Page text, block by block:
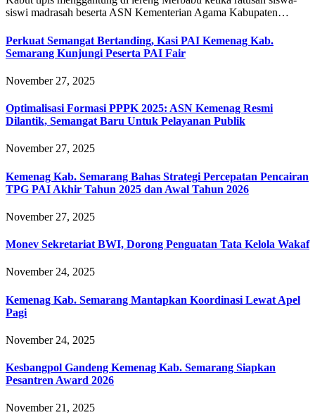
siswi madrasah beserta ASN Kementerian Agama Kabupaten…
Perkuat Semangat Bertanding, Kasi PAI Kemenag Kab.
Semarang Kunjungi Peserta PAI Fair
November 27, 2025
Optimalisasi Formasi PPPK 2025: ASN Kemenag Resmi
Dilantik, Semangat Baru Untuk Pelayanan Publik
November 27, 2025
Kemenag Kab. Semarang Bahas Strategi Percepatan Pencairan
TPG PAI Akhir Tahun 2025 dan Awal Tahun 2026
November 27, 2025
Monev Sekretariat BWI, Dorong Penguatan Tata Kelola Wakaf
November 24, 2025
Kemenag Kab. Semarang Mantapkan Koordinasi Lewat Apel
Pagi
November 24, 2025
Kesbangpol Gandeng Kemenag Kab. Semarang Siapkan
Pesantren Award 2026
November 21, 2025